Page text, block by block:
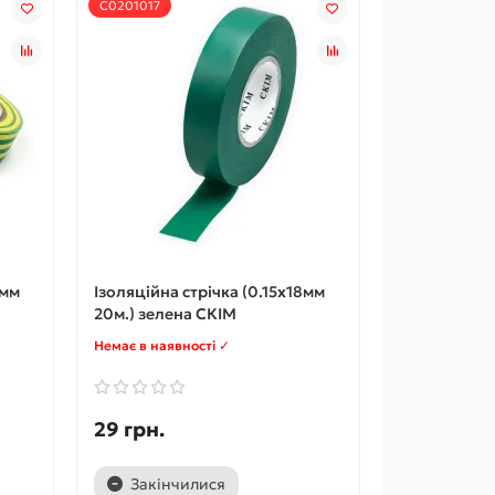
С0201017
Ізоляційна стрічка (0.15х18мм
20м.) зелена СКІМ
Немає в наявності ✓
29 грн.
Закінчилися